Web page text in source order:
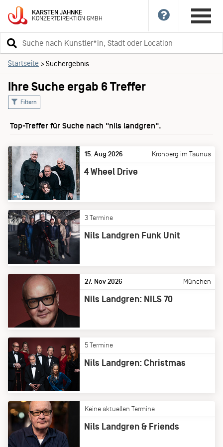
KARSTENJAHNKE
KONZERTDIREKTIONGMBH
Suchbegriff
eingeben
Startseite >Suchergebnis
Ihre Suche ergab 6 Treffer
Filtern
Top-Treffer für Suche nach "nils landgren".
Kronberg im Taunus
15. Aug 2026
4 Wheel Drive
3 Termine
Nils Landgren Funk Unit
München
27. Nov 2026
Nils Landgren: NILS 70
5 Termine
Nils Landgren: Christmas
Keine aktuellen Termine
Nils Landgren & Friends